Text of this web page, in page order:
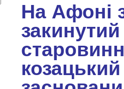
На Афоні
закинутий
козацький